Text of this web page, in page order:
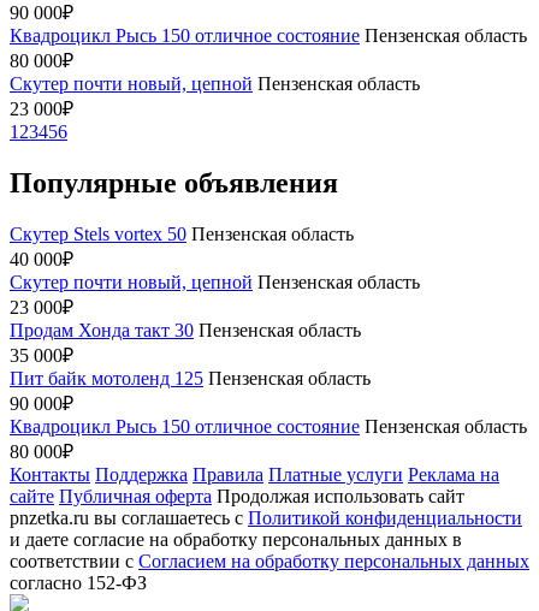
90 000₽
Квадроцикл Рысь 150 отличное состояние Пензенская область
80 000₽
Скутер почти новый, цепной Пензенская область
23 000₽
1 23456
Популярные объявления
Скутер Stels vortex 50 Пензенская область
40 000₽
Скутер почти новый, цепной Пензенская область
23 000₽
Продам Хонда такт 30 Пензенская область
35 000₽
Пит байк мотоленд 125 Пензенская область
90 000₽
Квадроцикл Рысь 150 отличное состояние Пензенская область
80 000₽
Контакты Поддержка Правила Платные услуги Реклама на
сайте Публичная оферта Продолжая использовать сайт
pnzetka.ru вы соглашаетесь с Политикой конфиденциальности
и даете согласие на обработку персональных данных в
соответствии с Согласием на обработку персональных данных
согласно 152-ФЗ